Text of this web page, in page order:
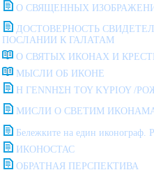
О СВЯЩЕННЫХ
ДОСТОВЕРНОСТЬ
ПОСЛАНИИ К ГАЛАТАМ
О СВЯТЫХ ИКОНАХ И
МЫСЛИ ОБ ИКОНЕ
Η ΓΕΝΝΗΣΗ ΤΟΥ ΚΥΡΙΟΥ /
МИСЛИ О СВЕТИМ
Бележките на един
ИКОНОСТАС
ОБРАТНАЯ ПЕРСПЕКТИВА